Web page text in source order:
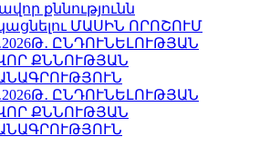
քննությունն
ՄԱՍԻՆ ՈՐՈՇՈՒՄ
ԸՆԴՈՒՆԵԼՈՒԹՅԱՆ
ՔՆՆՈՒԹՅԱՆ
ԸՆԴՈՒՆԵԼՈՒԹՅԱՆ
ՔՆՆՈՒԹՅԱՆ